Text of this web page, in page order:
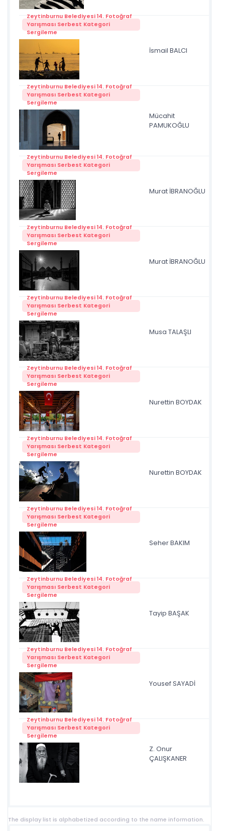
Zeytinburnu Belediyesi 14. Fotoğraf
Yarışması Serbest Kategori
Sergileme
İsmail BALCI
Zeytinburnu Belediyesi 14. Fotoğraf
Yarışması Serbest Kategori
Sergileme
Mücahit
PAMUKOĞLU
Zeytinburnu Belediyesi 14. Fotoğraf
Yarışması Serbest Kategori
Sergileme
Murat İBRANOĞLU
Zeytinburnu Belediyesi 14. Fotoğraf
Yarışması Serbest Kategori
Sergileme
Murat İBRANOĞLU
Zeytinburnu Belediyesi 14. Fotoğraf
Yarışması Serbest Kategori
Sergileme
Musa TALAŞLI
Zeytinburnu Belediyesi 14. Fotoğraf
Yarışması Serbest Kategori
Sergileme
Nurettin BOYDAK
Zeytinburnu Belediyesi 14. Fotoğraf
Yarışması Serbest Kategori
Sergileme
Nurettin BOYDAK
Zeytinburnu Belediyesi 14. Fotoğraf
Yarışması Serbest Kategori
Sergileme
Seher BAKIM
Zeytinburnu Belediyesi 14. Fotoğraf
Yarışması Serbest Kategori
Sergileme
Tayip BAŞAK
Zeytinburnu Belediyesi 14. Fotoğraf
Yarışması Serbest Kategori
Sergileme
Yousef SAYADİ
Zeytinburnu Belediyesi 14. Fotoğraf
Yarışması Serbest Kategori
Sergileme
Z. Onur
ÇALIŞKANER
The display list is alphabetized according to the name information.